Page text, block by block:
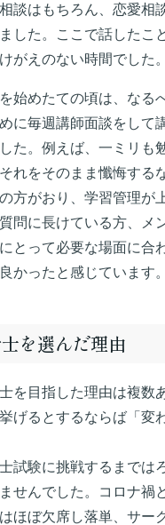
談はもちろん、恋愛相
した。ここで話したこ
がえのない時間でした。
始めたての頃は、なる
に毎週講師面談をして
た。例えば、一ミリも
れをそのまま懺悔する
方がおり、学習管理が
問に長けている方、メ
とって必要な場面に合
かったと感じています。
を選んだ理由
を目指した理由は複数
げるとするならば「変
試験に挑戦するまでは
せんでした。コロナ禍
ほぼ欠席し落単、サー